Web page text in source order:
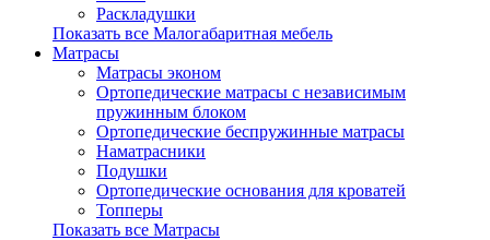
Раскладушки
Показать все Малогабаритная мебель
Матрасы
Матрасы эконом
Ортопедические матрасы с независимым
пружинным блоком
Ортопедические беспружинные матрасы
Наматрасники
Подушки
Ортопедические основания для кроватей
Топперы
Показать все Матрасы